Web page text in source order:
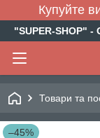
Купуйте
"SUPER-
Товари та
–45%